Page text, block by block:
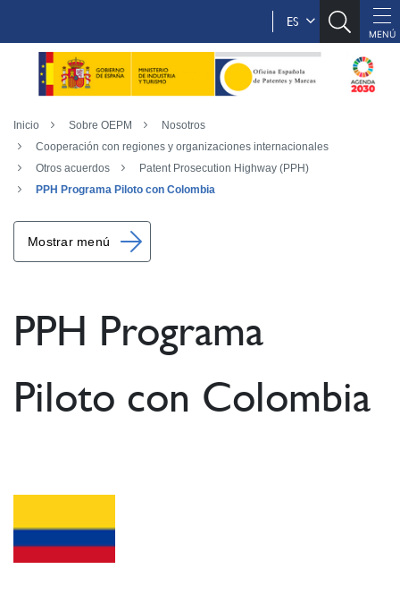
ES
Inicio Sobre OEPM
Nosotros
Cooperación con regiones y organizaciones internacionales
Otros acuerdos
Patent Prosecution Highway (PPH)
PPH Programa Piloto con Colombia
Mostrar menú
PPH Programa
Piloto con Colombia